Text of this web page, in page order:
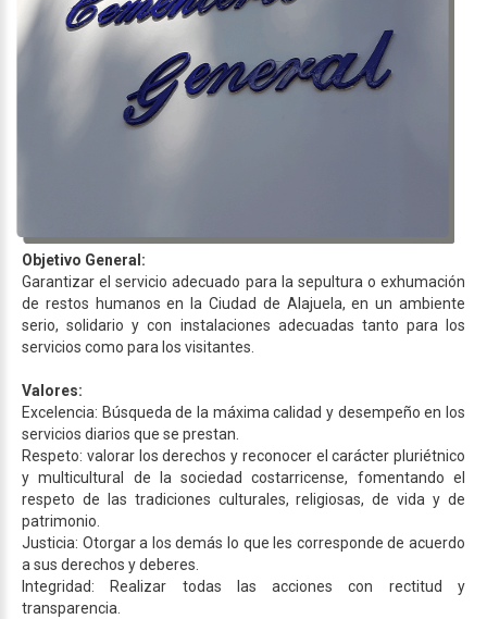
Objetivo General:
Garantizar el servicio adecuado para la sepultura o exhumación
de restos humanos en la Ciudad de Alajuela, en un ambiente
serio, solidario y con instalaciones adecuadas tanto para los
servicios como para los visitantes.
Valores:
Excelencia: Búsqueda de la máxima calidad y desempeño en los
servicios diarios que se prestan.
Respeto: valorar los derechos y reconocer el carácter pluriétnico
y multicultural de la sociedad costarricense, fomentando el
respeto de las tradiciones culturales, religiosas, de vida y de
patrimonio.
Justicia: Otorgar a los demás lo que les corresponde de acuerdo
a sus derechos y deberes.
Integridad: Realizar todas las acciones con rectitud y
transparencia.